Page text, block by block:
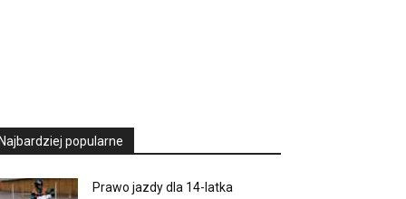
popularne
Prawo jazdy dla 14-latka